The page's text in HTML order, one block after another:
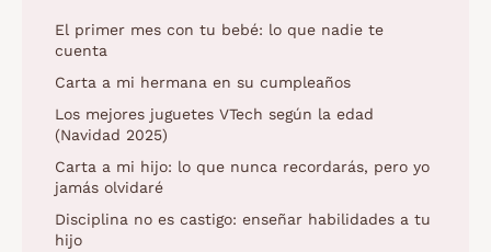
El primer mes con tu bebé: lo que nadie te
cuenta
Carta a mi hermana en su cumpleaños
Los mejores juguetes VTech según la edad
(Navidad 2025)
Carta a mi hijo: lo que nunca recordarás, pero yo
jamás olvidaré
Disciplina no es castigo: enseñar habilidades a tu
hijo